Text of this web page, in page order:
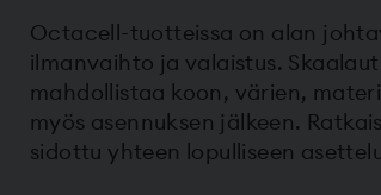
Octacell-tuotteissa on alan
ilmanvaihto ja valaistus.
mahdollistaa koon, värien,
myös asennuksen jälkeen.
sidottu yhteen lopulliseen